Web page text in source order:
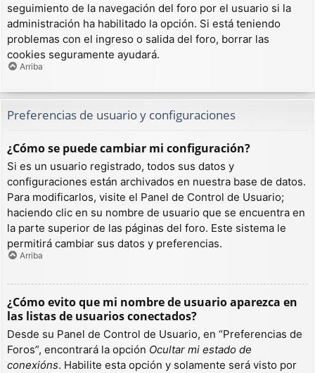
seguimiento de la navegación del foro por el usuario si la
administración ha habilitado la opción. Si está teniendo
problemas con el ingreso o salida del foro, borrar las
cookies seguramente ayudará.
Arriba
Preferencias de usuario y configuraciones
¿Cómo se puede cambiar mi configuración?
Si es un usuario registrado, todos sus datos y
configuraciones están archivados en nuestra base de datos.
Para modificarlos, visite el Panel de Control de Usuario;
haciendo clic en su nombre de usuario que se encuentra en
la parte superior de las páginas del foro. Este sistema le
permitirá cambiar sus datos y preferencias.
Arriba
¿Cómo evito que mi nombre de usuario aparezca en
las listas de usuarios conectados?
Desde su Panel de Control de Usuario, en “Preferencias de
Foros”, encontrará la opción Ocultar mi estado de
conexións. Habilite esta opción y solamente será visto por